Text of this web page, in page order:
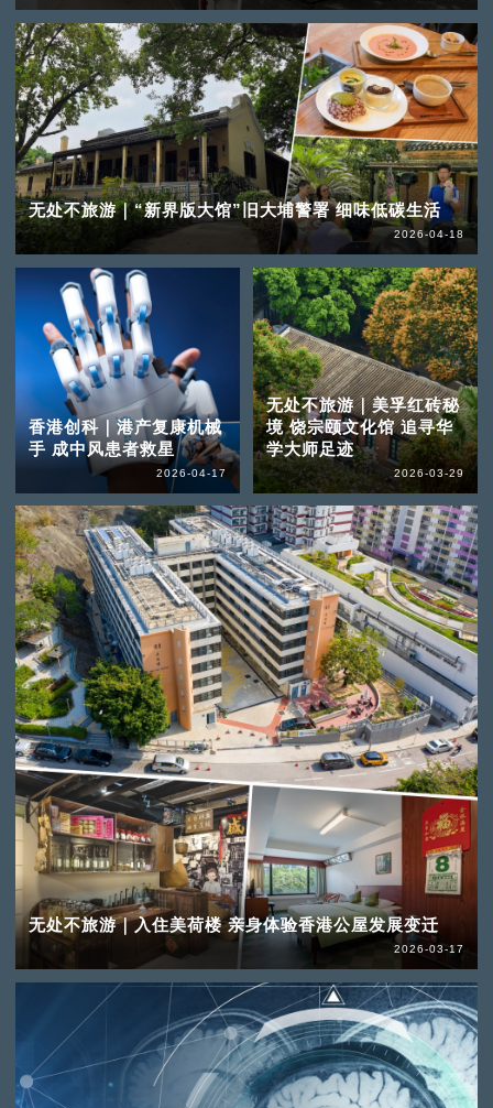
无处不旅游｜“新界版大馆”旧大埔警署 细味低碳生活
2026-04-18
香港创科｜港产复康机械
手 成中风患者救星
2026-04-17
无处不旅游｜美孚红砖秘
境 饶宗颐文化馆 追寻华
学大师足迹
2026-03-29
无处不旅游｜入住美荷楼 亲身体验香港公屋发展变迁
2026-03-17